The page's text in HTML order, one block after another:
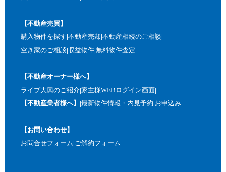
【不動産売買】
購入物件を探す 不動産売却 不動産相続のご相談
空き家のご相談 収益物件 無料物件査定
【不動産オーナー様へ】
ライブ大興のご紹介 家主様WEBログイン画面
【不動産業者様へ】
最新物件情報・内見予約 お申込み
【お問い合わせ】
お問合せフォーム ご解約フォーム